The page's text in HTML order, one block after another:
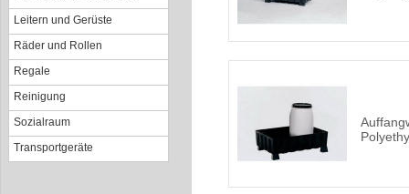
Leitern und Gerüste
Räder und Rollen
Regale
Reinigung
Sozialraum
Transportgeräte